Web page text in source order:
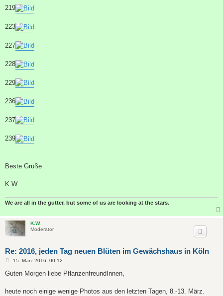
219
223
227
228
229
236
237
239
Beste Grüße
K.W.
We are all in the gutter, but some of us are looking at the stars.
K.W.
Moderator
Re: 2016, jeden Tag neuen Blüten im Gewächshaus in Köln
B
i
a
15. März 2016, 00:12
Guten Morgen liebe PflanzenfreundInnen,
heute noch einige wenige Photos aus den letzten Tagen, 8.-13. März.